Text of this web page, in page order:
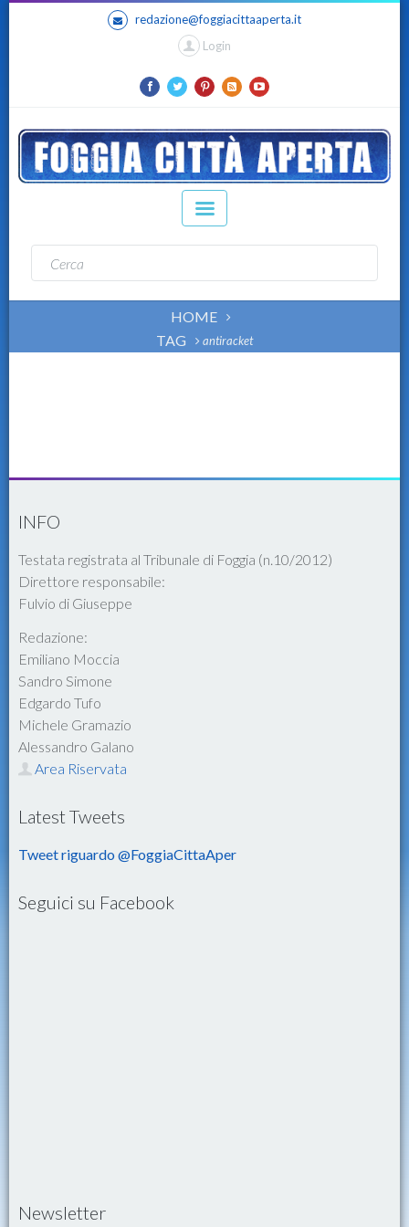
redazione@foggiacittaaperta.it
Login
HOME
TAG
antiracket
INFO
Testata registrata al Tribunale di Foggia (n.10/2012)
Direttore responsabile:
Fulvio di Giuseppe
Redazione:
Emiliano Moccia
Sandro Simone
Edgardo Tufo
Michele Gramazio
Alessandro Galano
Area Riservata
Latest Tweets
Tweet riguardo @FoggiaCittaAper
Seguici su Facebook
Newsletter